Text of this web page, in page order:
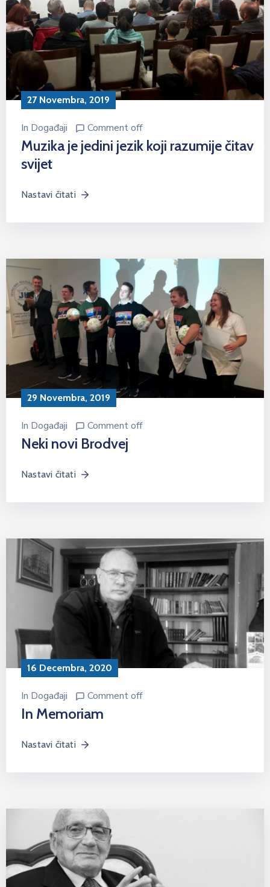
27 Novembra, 2019
In Događaji Comment off
Muzika je jedini jezik koji razumije čitav
svijet
Nastavi čitati
29 Novembra, 2019
In Događaji Comment off
Neki novi Brodvej
Nastavi čitati
16 Decembra, 2020
In Događaji Comment off
In Memoriam
Nastavi čitati